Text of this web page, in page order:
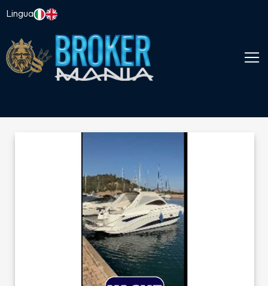
Lingua